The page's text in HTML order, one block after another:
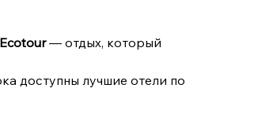
Ecotour— отдых, который
доступны лучшие отели по